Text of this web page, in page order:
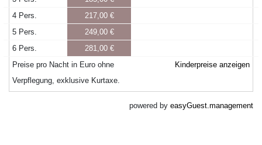
4 Pers.
217,00 €
5 Pers.
249,00 €
6 Pers.
281,00 €
Preise pro Nacht in Euro ohne
Verpflegung, exklusive Kurtaxe.
Kinderpreise anzeigen
powered by easyGuest.management